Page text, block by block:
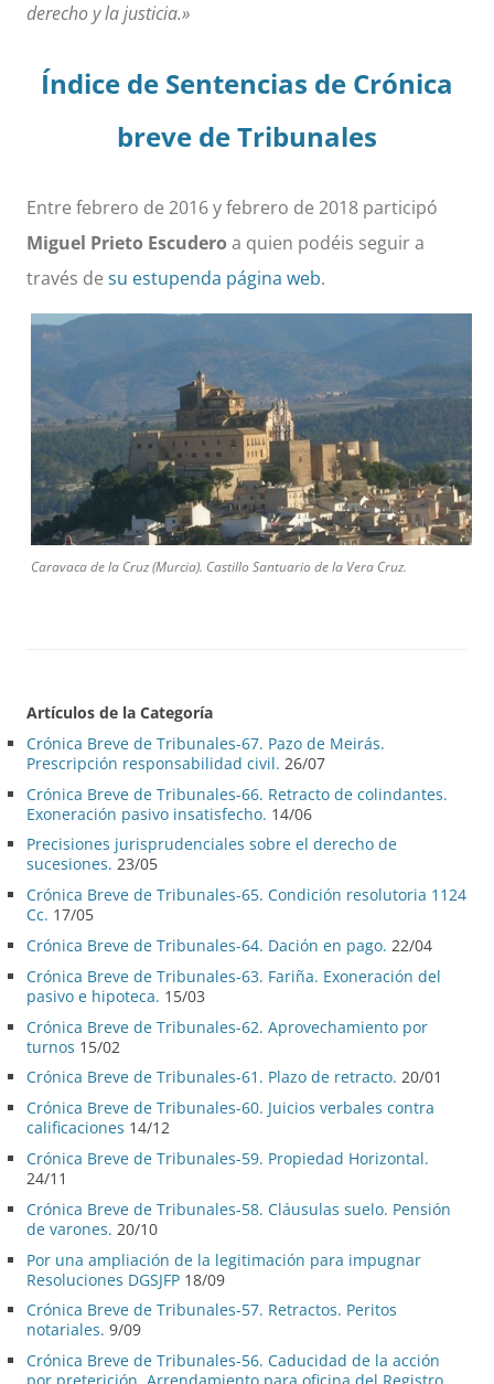
derecho y la justicia.»
Índice de Sentencias de Crónica
breve de Tribunales
Entre febrero de 2016 y febrero de 2018 participó
Miguel Prieto Escudero a quien podéis seguir a
través de su estupenda página web.
Caravaca de la Cruz (Murcia). Castillo Santuario de la Vera Cruz.
Artículos de la Categoría
Crónica Breve de Tribunales-67. Pazo de Meirás.
Prescripción responsabilidad civil. 26/07
Crónica Breve de Tribunales-66. Retracto de colindantes.
Exoneración pasivo insatisfecho. 14/06
Precisiones jurisprudenciales sobre el derecho de
sucesiones. 23/05
Crónica Breve de Tribunales-65. Condición resolutoria 1124
Cc. 17/05
Crónica Breve de Tribunales-64. Dación en pago. 22/04
Crónica Breve de Tribunales-63. Fariña. Exoneración del
pasivo e hipoteca. 15/03
Crónica Breve de Tribunales-62. Aprovechamiento por
turnos 15/02
Crónica Breve de Tribunales-61. Plazo de retracto. 20/01
Crónica Breve de Tribunales-60. Juicios verbales contra
calificaciones 14/12
Crónica Breve de Tribunales-59. Propiedad Horizontal.
24/11
Crónica Breve de Tribunales-58. Cláusulas suelo. Pensión
de varones. 20/10
Por una ampliación de la legitimación para impugnar
Resoluciones DGSJFP 18/09
Crónica Breve de Tribunales-57. Retractos. Peritos
notariales. 9/09
Crónica Breve de Tribunales-56. Caducidad de la acción